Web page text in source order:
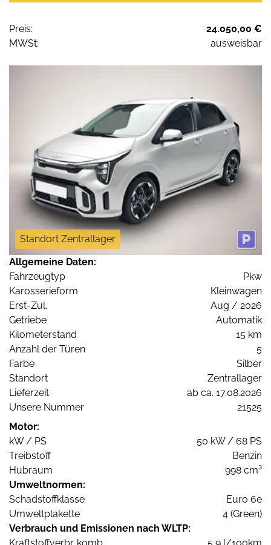
Preis:
24.050,00 €
MWSt:
ausweisbar
Standort Zentrallager
Allgemeine Daten:
Fahrzeugtyp
Pkw
Karosserieform
Kleinwagen
Erst-Zul.
Aug / 2026
Getriebe
Automatik
Kilometerstand
15 km
Anzahl der Türen
5
Farbe
Silber
Standort
Zentrallager
Lieferzeit
ab ca. 17.08.2026
Unsere Nummer
21525
Motor:
kW / PS
50 kW / 68 PS
Treibstoff
Benzin
Hubraum
998 cm³
Umweltnormen:
Schadstoffklasse
Euro 6e
Umweltplakette
4 (Green)
Verbrauch und Emissionen nach WLTP: